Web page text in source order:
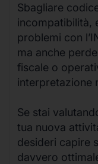
Sbagliare
incompatibilità,
problemi con
ma anche
fiscale o
interpretazione
Se stai
tua nuova
desideri capire
davvero